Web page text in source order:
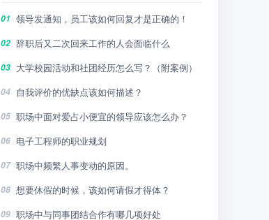
01 领导发通知，员工该如何回复才是正确的！
02 辞职后又二次回来工作的人会面临什么
03 大学校园活动和社团经历怎么写？（附案例）
04 自我评价的优缺点该如何描述？
05 职场中面对爱占小便宜的领导应该怎么办？
06 电子工程师的职业规划
07 职场中频繁人事变动的原因。
08 想要休假的时候，该如何请假才得体？
09 职场中与同事团结合作有哪几项好处